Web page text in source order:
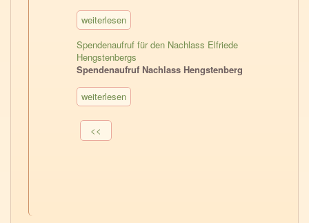
weiterlesen
Spendenaufruf für den Nachlass Elfriede
Hengstenbergs
Spendenaufruf Nachlass Hengstenberg
weiterlesen
Seitennummerierung
Vorherige
Seite
<<